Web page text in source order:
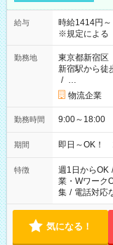
給与
時給1414円
※規定による
勤務地
東京都新宿区
新宿駅から徒
/ …
物流企業
勤務時間 9:00～18:00
期間 即日～OK！
特徴 週1日からOK /
業・Wワーク
集 / 電話対応
気になる！